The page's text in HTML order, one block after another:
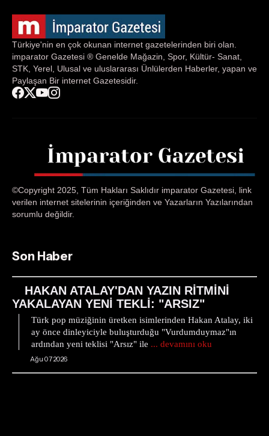
Türkiye'nin en çok okunan internet gazetelerinden biri olan.
imparator Gazetesi ® Genelde Mağazin, Spor, Kültür- Sanat,
STK, Yerel, Ulusal ve uluslararası Ünlülerden Haberler, yapan ve
Paylaşan Bir internet Gazetesidir.
©Copyright 2025, Tüm Hakları Saklıdır imparator Gazetesi, link
verilen internet sitelerinin içeriğinden ve Yazarların Yazılarından
sorumlu değildir.
Son Haber
HAKAN ATALAY'DAN YAZIN RİTMİNİ
YAKALAYAN YENİ TEKLİ: "ARSIZ"
Türk pop müziğinin üretken isimlerinden Hakan Atalay, iki
ay önce dinleyiciyle buluşturduğu "Vurdumduymaz"ın
ardından yeni teklisi "Arsız" ile ... devamını oku
Ağu 07 2026